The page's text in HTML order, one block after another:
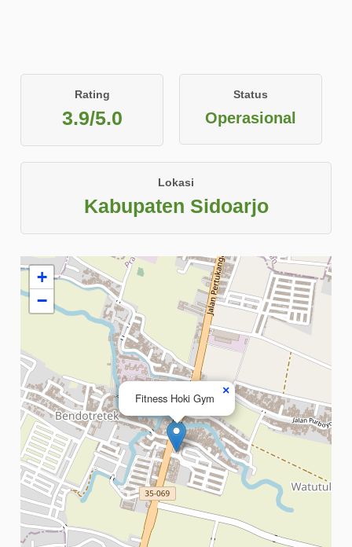
Rating
3.9/5.0
Status
Operasional
Lokasi
Kabupaten Sidoarjo
Fitness Hoki Gym
×
+
−